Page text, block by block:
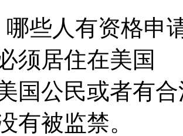
哪些人有资格申
须居住在美国
国公民或者有
有被监禁。